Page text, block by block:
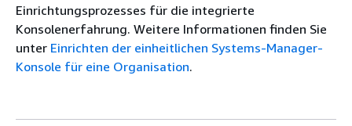
Einrichtungsprozesses für die integrierte
Konsolenerfahrung. Weitere Informationen finden Sie
unter Einrichten der einheitlichen Systems-Manager-
Konsole für eine Organisation.